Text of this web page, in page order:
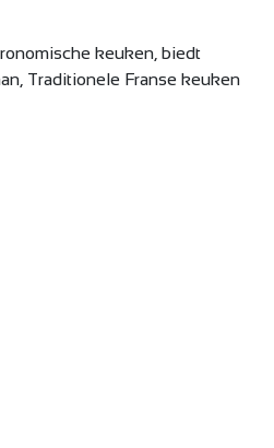
keuken, biedt
Traditionele Franse keuken